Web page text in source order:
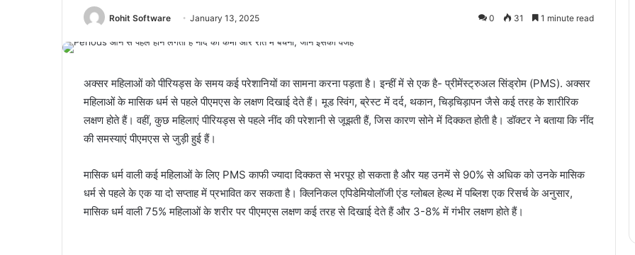
Rohit Software January 13, 2025 0 31 1 minute read
अक्‍सर महिलाओं को पीरियड्स के समय कई परेशानियों का सामना करना पड़ता है। इन्‍हीं में से एक है- प्रीमेंस्ट्रुअल सिंड्रोम (PMS). अक्सर
महिलाओं के मासिक धर्म से पहले पीएमएस के लक्षण दिखाई देते हैं। मूड स्विंग, ब्रेस्ट में दर्द, थकान, चिड़चिड़ापन जैसे कई तरह के शारीरिक
लक्षण होते हैं। वहीं, कुछ महिलाएं पीरियड्स से पहले नींद की परेशानी से जूझती हैं, जिस कारण सोने में दिक्कत होती है। डॉक्टर ने बताया कि नींद
की समस्याएं पीएमएस से जुड़ी हुई हैं।
मासिक धर्म वाली कई महिलाओं के लिए PMS काफी ज्यादा दिक्कत से भरपूर हो सकता है और यह उनमें से 90% से अधिक को उनके मासिक
धर्म से पहले के एक या दो सप्ताह में प्रभावित कर सकता है। क्लिनिकल एपिडेमियोलॉजी एंड ग्लोबल हेल्थ में पब्लिश एक रिसर्च के अनुसार,
मासिक धर्म वाली 75% महिलाओं के शरीर पर पीएमएस लक्षण कई तरह से दिखाई देते हैं और 3-8% में गंभीर लक्षण होते हैं।